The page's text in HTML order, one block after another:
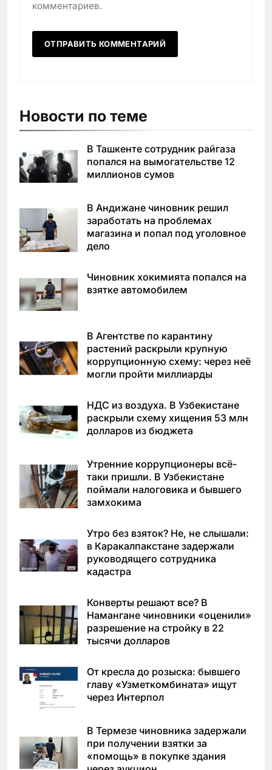
комментариев.
Новости по теме
В Ташкенте сотрудник райгаза
попался на вымогательстве 12
миллионов сумов
В Андижане чиновник решил
заработать на проблемах
магазина и попал под уголовное
дело
Чиновник хокимията попался на
взятке автомобилем
В Агентстве по карантину
растений раскрыли крупную
коррупционную схему: через неё
могли пройти миллиарды
НДС из воздуха. В Узбекистане
раскрыли схему хищения 53 млн
долларов из бюджета
Утренние коррупционеры всё-
таки пришли. В Узбекистане
поймали налоговика и бывшего
замхокима
Утро без взяток? Не, не слышали:
в Каракалпакстане задержали
руководящего сотрудника
кадастра
Конверты решают все? В
Намангане чиновники «оценили»
разрешение на стройку в 22
тысячи долларов
От кресла до розыска: бывшего
главу «Узметкомбината» ищут
через Интерпол
В Термезе чиновника задержали
при получении взятки за
«помощь» в покупке здания